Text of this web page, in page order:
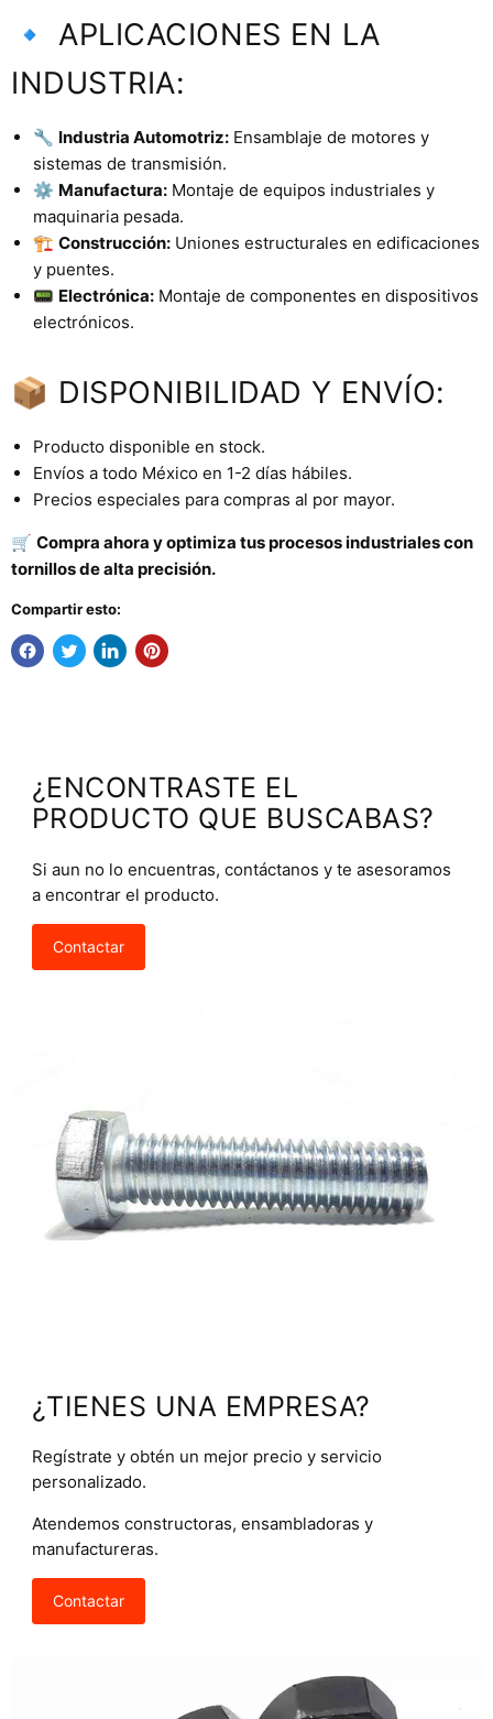
🔹 APLICACIONES EN LA
INDUSTRIA:
🔧 Industria Automotriz: Ensamblaje de motores y
sistemas de transmisión.
⚙️ Manufactura: Montaje de equipos industriales y
maquinaria pesada.
🏗️ Construcción: Uniones estructurales en edificaciones
y puentes.
📟 Electrónica: Montaje de componentes en dispositivos
electrónicos.
📦 DISPONIBILIDAD Y ENVÍO:
Producto disponible en stock.
Envíos a todo México en 1-2 días hábiles.
Precios especiales para compras al por mayor.
🛒 Compra ahora y optimiza tus procesos industriales con
tornillos de alta precisión.
Compartir esto:
¿ENCONTRASTE EL
PRODUCTO QUE BUSCABAS?
Si aun no lo encuentras, contáctanos y te asesoramos
a encontrar el producto.
Contactar
¿TIENES UNA EMPRESA?
Regístrate y obtén un mejor precio y servicio
personalizado.
Atendemos constructoras, ensambladoras y
manufactureras.
Contactar